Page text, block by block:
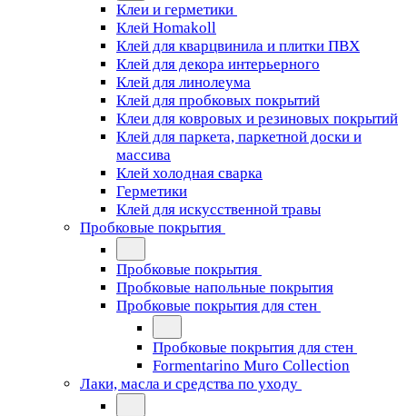
Клеи и герметики
Клей Homakoll
Клей для кварцвинила и плитки ПВХ
Клей для декора интерьерного
Клей для линолеума
Клей для пробковых покрытий
Клеи для ковровых и резиновых покрытий
Клей для паркета, паркетной доски и
массива
Клей холодная сварка
Герметики
Клей для искусственной травы
Пробковые покрытия
Пробковые покрытия
Пробковые напольные покрытия
Пробковые покрытия для стен
Пробковые покрытия для стен
Formentarino Muro Collection
Лаки, масла и средства по уходу